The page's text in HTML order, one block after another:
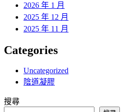
2026 年 1 月
2025 年 12 月
2025 年 11 月
Categories
Uncategorized
陰道凝膠
搜尋